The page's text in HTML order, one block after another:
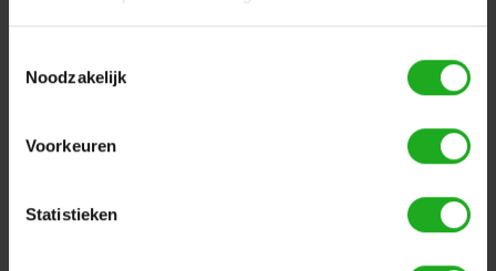
Noodzakelijk
Voorkeuren
Statistieken